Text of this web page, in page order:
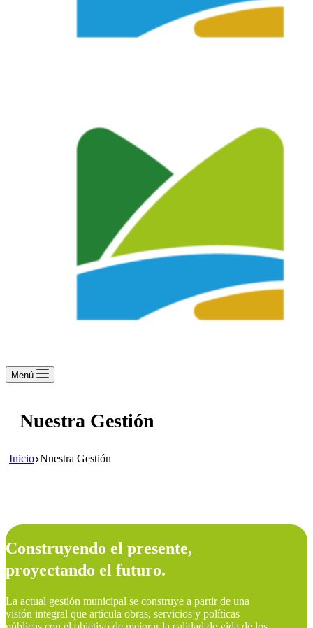
Menú
Nuestra Gestión
Inicio Nuestra Gestión
Construyendo el presente,
proyectando el futuro.
La actual gestión municipal se construye a partir de una
visión integral que articula obras, servicios y políticas